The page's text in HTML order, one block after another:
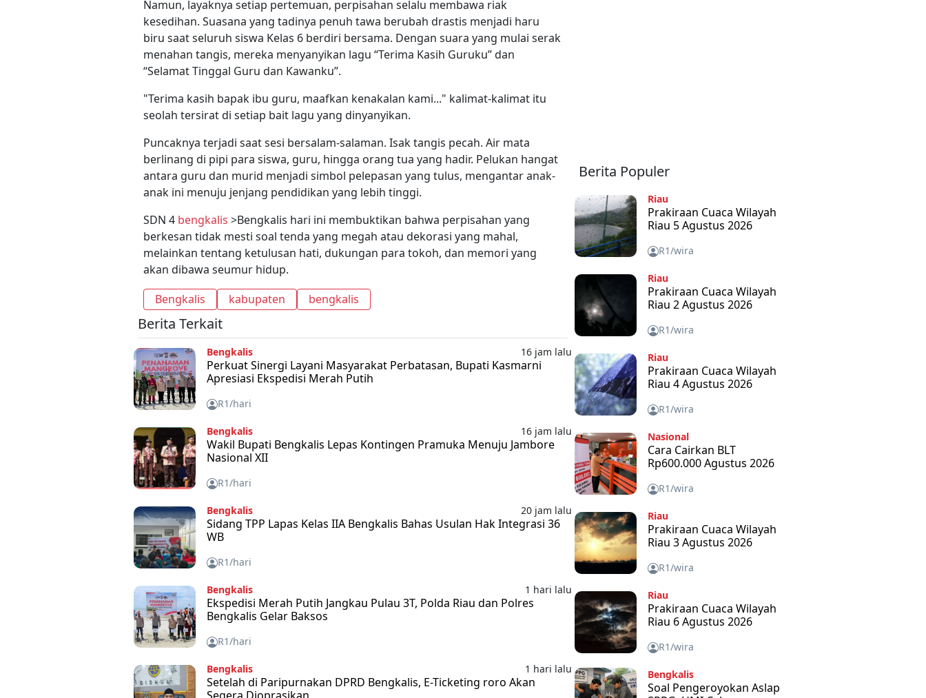
​Namun, layaknya setiap pertemuan, perpisahan selalu membawa riak
kesedihan. Suasana yang tadinya penuh tawa berubah drastis menjadi haru
biru saat seluruh siswa Kelas 6 berdiri bersama. Dengan suara yang mulai serak
menahan tangis, mereka menyanyikan lagu “Terima Kasih Guruku” dan
“Selamat Tinggal Guru dan Kawanku”.
​"Terima kasih bapak ibu guru, maafkan kenakalan kami..." kalimat-kalimat itu
seolah tersirat di setiap bait lagu yang dinyanyikan.
​Puncaknya terjadi saat sesi bersalam-salaman. Isak tangis pecah. Air mata
berlinang di pipi para siswa, guru, hingga orang tua yang hadir. Pelukan hangat
antara guru dan murid menjadi simbol pelepasan yang tulus, mengantar anak-
anak ini menuju jenjang pendidikan yang lebih tinggi.
​SDN 4 bengkalis >Bengkalis hari ini membuktikan bahwa perpisahan yang
berkesan tidak mesti soal tenda yang megah atau dekorasi yang mahal,
melainkan tentang ketulusan hati, dukungan para tokoh, dan memori yang
akan dibawa seumur hidup.
Bengkalis
kabupaten bengkalis
Berita Terkait
Bengkalis 16 jam lalu
Perkuat Sinergi Layani Masyarakat Perbatasan, Bupati Kasmarni
Apresiasi Ekspedisi Merah Putih
R1/hari
Bengkalis 16 jam lalu
Wakil Bupati Bengkalis Lepas Kontingen Pramuka Menuju Jambore
Nasional XII
R1/hari
Bengkalis 20 jam lalu
Sidang TPP Lapas Kelas IIA Bengkalis Bahas Usulan Hak Integrasi 36
WB
R1/hari
Bengkalis 1 hari lalu
Ekspedisi Merah Putih Jangkau Pulau 3T, Polda Riau dan Polres
Bengkalis Gelar Baksos
R1/hari
Bengkalis 1 hari lalu
Setelah di Paripurnakan DPRD Bengkalis, E-Ticketing roro Akan
Berita Populer
Riau
Prakiraan Cuaca Wilayah
Riau 5 Agustus 2026
R1/wira
Riau
Prakiraan Cuaca Wilayah
Riau 2 Agustus 2026
R1/wira
Riau
Prakiraan Cuaca Wilayah
Riau 4 Agustus 2026
R1/wira
Nasional
Cara Cairkan BLT
Rp600.000 Agustus 2026
R1/wira
Riau
Prakiraan Cuaca Wilayah
Riau 3 Agustus 2026
R1/wira
Riau
Prakiraan Cuaca Wilayah
Riau 6 Agustus 2026
R1/wira
Bengkalis
Soal Pengeroyokan Aslap